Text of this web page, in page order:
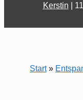
Kerstin
Start»